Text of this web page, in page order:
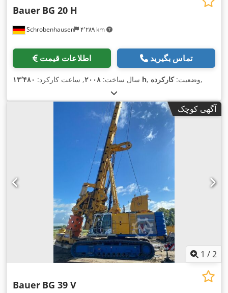
Schrobenhausen ۴٬۲۸۹ km
Bauer BG 20 H
اطلاعات قیمت تماس بگیرید
سال ساخت: ۲۰۰۸, ساعت کارکرد: ۱۳٬۴۸۰ h , وضعیت:کارکرده ,
آگهی کوچک
1 /2
Bauer BG 39 V